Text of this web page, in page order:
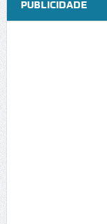
PUBLICIDADE